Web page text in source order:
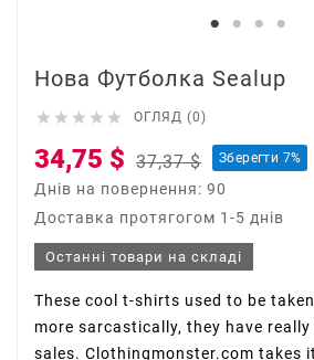
Нова Футболка Sealup
     ОГЛЯД (0)
34,75 $ 37,37 $ Зберегти 7%
Днів на повернення: 90
Доставка протягогом 1-5 днів
Останні товари на складі
These cool t-shirts used to be
more sarcastically, they have really
sales. Clothingmonster.com takes